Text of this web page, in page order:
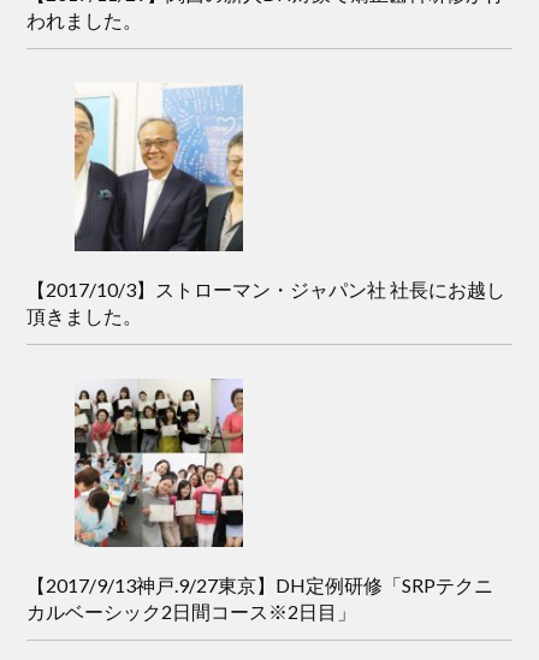
われました。
【2017/10/3】ストローマン・ジャパン社 社長にお越し
頂きました。
【2017/9/13神戸.9/27東京】DH定例研修「SRPテクニ
カルベーシック2日間コース※2日目」